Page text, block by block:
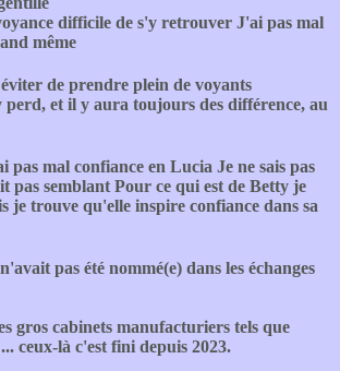
difficile de s'y retrouver J'ai pas mal
même
de prendre plein de voyants
et il y aura toujours des différence, au
mal confiance en Lucia Je ne sais pas
pas semblant Pour ce qui est de Betty je
je trouve qu'elle inspire confiance dans sa
pas été nommé(e) dans les échanges
gros cabinets manufacturiers tels que
ceux-là c'est fini depuis 2023.